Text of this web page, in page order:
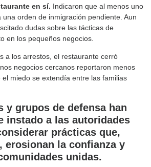
en sí. Indicaron que al menos uno
orden de inmigración pendiente. Aun
dudas sobre las tácticas de
en los pequeños negocios.
a los arrestos, el restaurante cerró
negocios cercanos reportaron menos
miedo se extendía entre las familias
y grupos de defensa han
instado a las autoridades
prácticas que,
erosionan la confianza y
unidas.